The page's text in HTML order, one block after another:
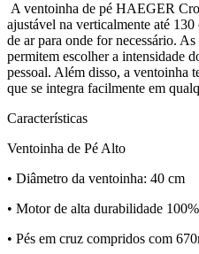
A ventoinha de pé HAEGER
ajustável na verticalmente até
de ar para onde for necessário.
permitem escolher a intensidade
pessoal. Além disso, a ventoinha
que se integra facilmente em
Características
Ventoinha de Pé Alto
• Diâmetro da ventoinha: 40 cm
• Motor de alta durabilidade
• Pés em cruz compridos com